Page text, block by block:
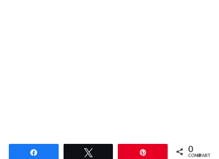
0
COMPARTIR